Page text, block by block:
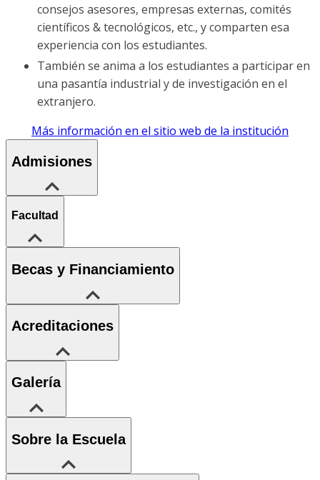
consejos asesores, empresas externas, comités
científicos & tecnológicos, etc., y comparten esa
experiencia con los estudiantes.
También se anima a los estudiantes a participar en
una pasantía industrial y de investigación en el
extranjero.
Más información en el sitio web de la institución
Admisiones
Facultad
Becas y Financiamiento
Acreditaciones
Galería
Sobre la Escuela